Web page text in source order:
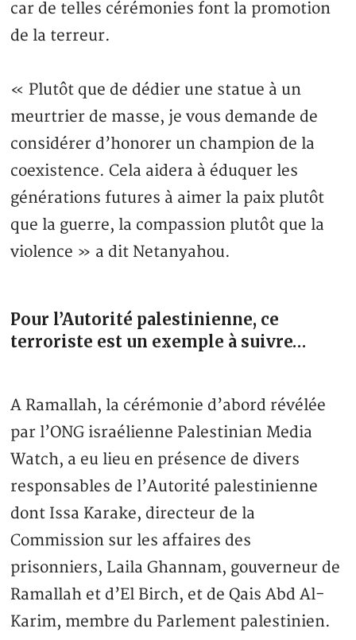
car de telles cérémonies font la promotion
de la terreur.
« Plutôt que de dédier une statue à un
meurtrier de masse, je vous demande de
considérer d’honorer un champion de la
coexistence. Cela aidera à éduquer les
générations futures à aimer la paix plutôt
que la guerre, la compassion plutôt que la
violence » a dit Netanyahou.
Pour l’Autorité palestinienne, ce
terroriste est un exemple à suivre…
A Ramallah, la cérémonie d’abord révélée
par l’ONG israélienne Palestinian Media
Watch, a eu lieu en présence de divers
responsables de l’Autorité palestinienne
dont Issa Karake, directeur de la
Commission sur les affaires des
prisonniers, Laila Ghannam, gouverneur de
Ramallah et d’El Birch, et de Qais Abd Al-
Karim, membre du Parlement palestinien.